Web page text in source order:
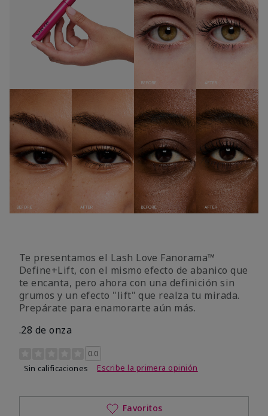
Te presentamos el Lash Love Fanorama™
Define+Lift, con el mismo efecto de abanico que
te encanta, pero ahora con una definición sin
grumos y un efecto "lift" que realza tu mirada.
Prepárate para enamorarte aún más.
.28 de onza
Calificación de clientes de 3,4 de 5
0.0
Sin calificaciones
Escribe la primera opinión
Favoritos